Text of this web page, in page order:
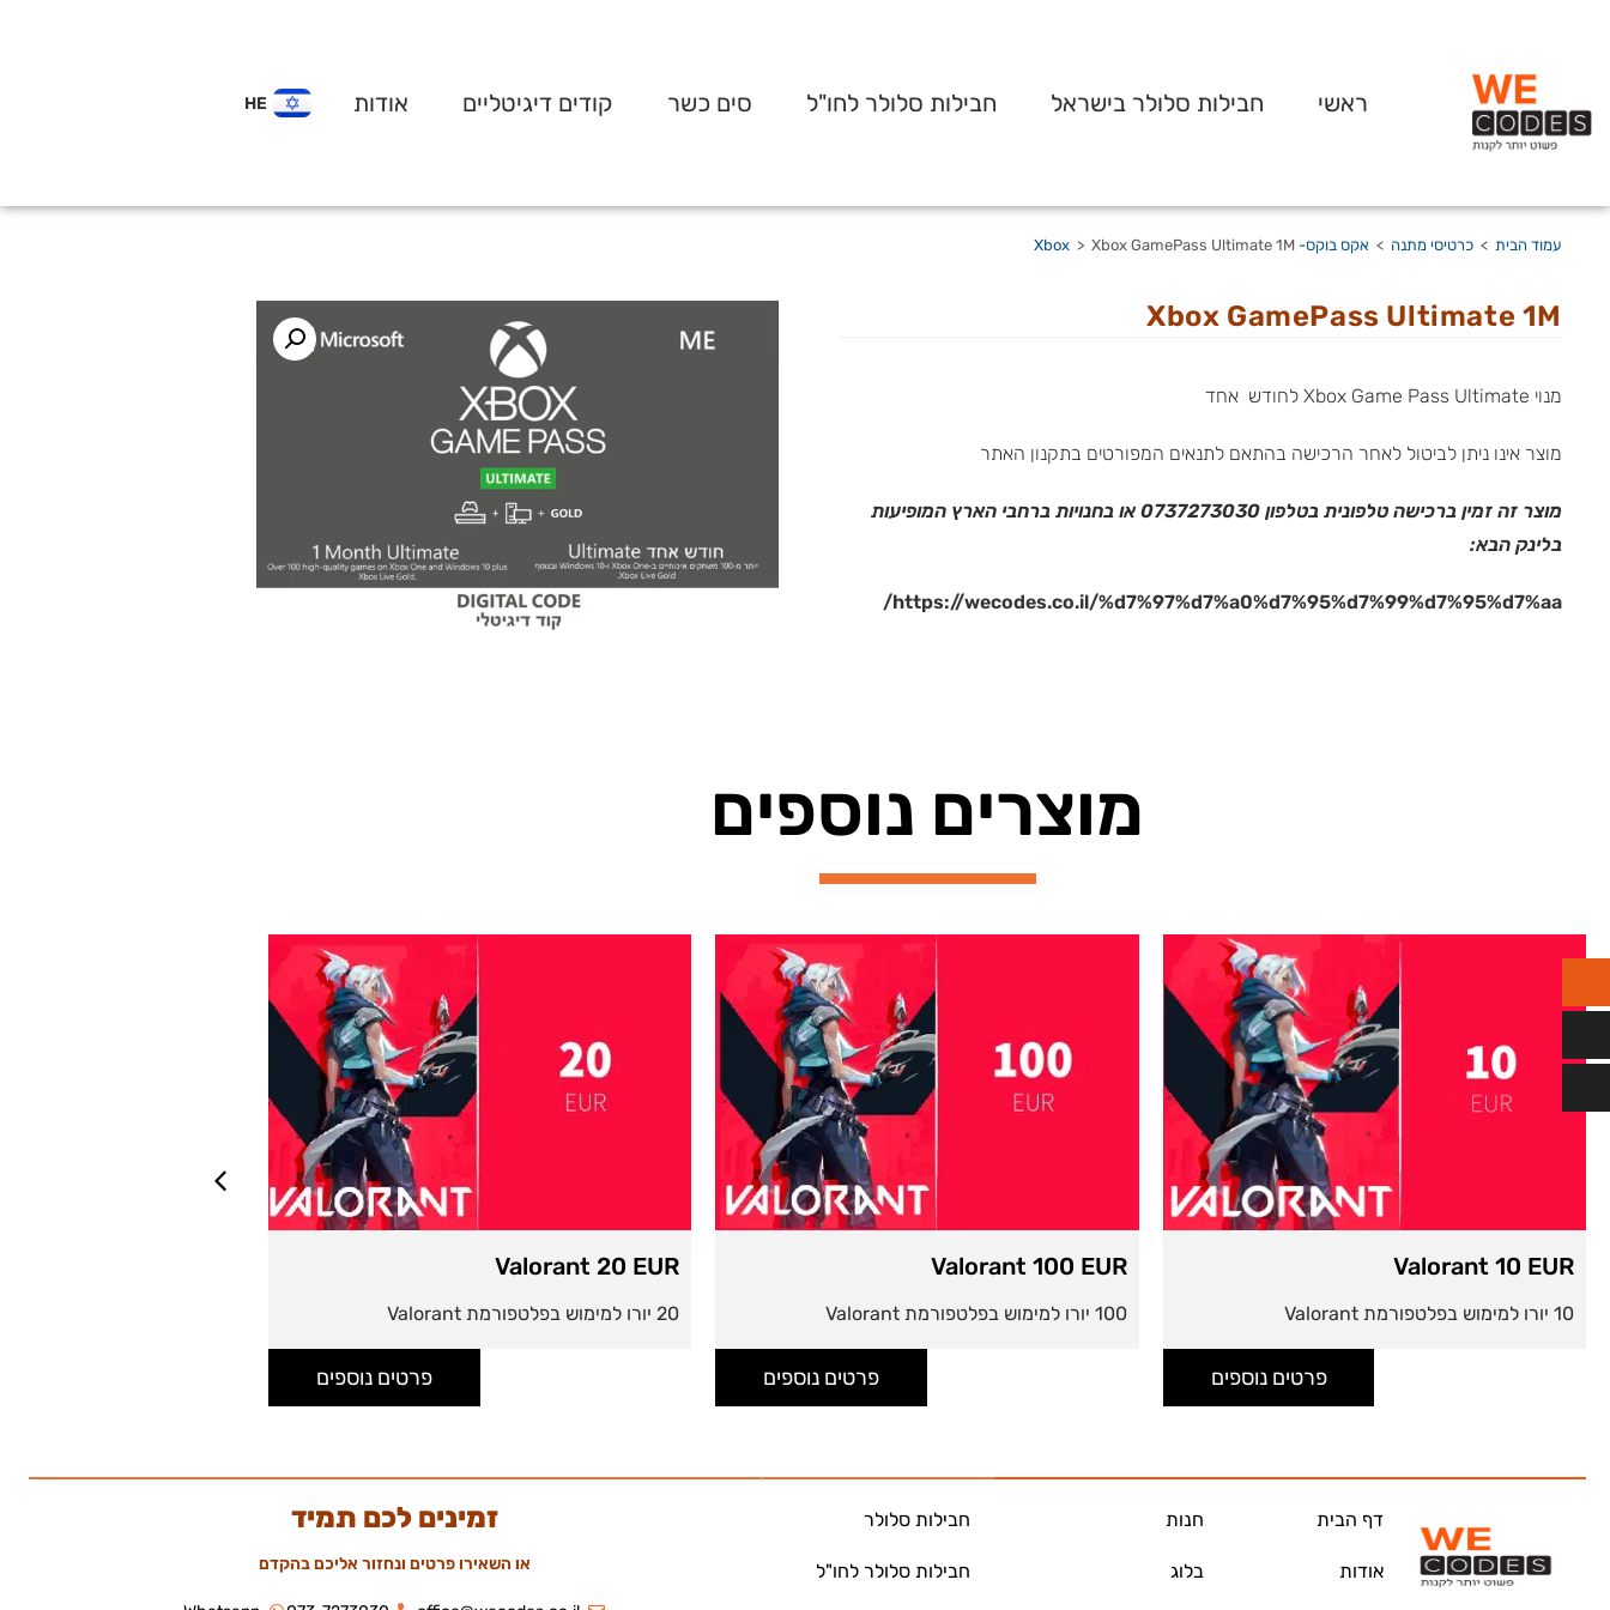
ראשי חבילות סלולר בישראל חבילות סלולר לחו"ל סים כשר קודים דיגיטליים אודות HE
עמוד הבית > כרטיסי מתנה > אקס בוקס- Xbox > Xbox GamePass Ultimate 1M
Xbox GamePass Ultimate 1M
מנוי Xbox Game Pass Ultimate לחודש אחד
מוצר אינו ניתן לביטול לאחר הרכישה בהתאם לתנאים המפורטים בתקנון האתר
מוצר זה זמין ברכישה טלפונית בטלפון 0737273030 או בחנויות ברחבי הארץ המופיעות
בלינק הבא:
https://wecodes.co.il/%d7%97%d7%a0%d7%95%d7%99%d7%95%d7%aa/
מוצרים נוספים
Valorant 10 EUR
10 יורו למימוש בפלטפורמת Valorant
פרטים נוספים
Valorant 100 EUR
100 יורו למימוש בפלטפורמת Valorant
פרטים נוספים
Valorant 20 EUR
20 יורו למימוש בפלטפורמת Valorant
פרטים נוספים
דף הבית
אודות
חנות
בלוג
חבילות סלולר
חבילות סלולר לחו"ל
זמינים לכם תמיד
או השאירו פרטים ונחזור אליכם בהקדם